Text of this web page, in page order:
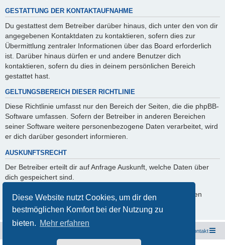
Diese Website nutzt Cookies, um dir den
bestmöglichen Komfort bei der Nutzung zu
bieten. Mehr erfahren
GESTATTUNG DER KONTAKTAUFNAHME
Du gestattest dem Betreiber darüber hinaus, dich unter den von dir
angegebenen Kontaktdaten zu kontaktieren, sofern dies zur
Übermittlung zentraler Informationen über das Board erforderlich
ist. Darüber hinaus dürfen er und andere Benutzer dich
kontaktieren, sofern du dies in deinem persönlichen Bereich
gestattet hast.
GELTUNGSBEREICH DIESER RICHTLINIE
Diese Richtlinie umfasst nur den Bereich der Seiten, die die phpBB-
Software umfassen. Sofern der Betreiber in anderen Bereichen
seiner Software weitere personenbezogene Daten verarbeitet, wird
er dich darüber gesondert informieren.
AUSKUNFTSRECHT
Der Betreiber erteilt dir auf Anfrage Auskunft, welche Daten über
dich gespeichert sind.
Du kannst jederzeit die Löschung bzw. Sperrung deiner Daten
verlangen. Kontaktiere hierzu bitte den Betreiber.
Kontakt